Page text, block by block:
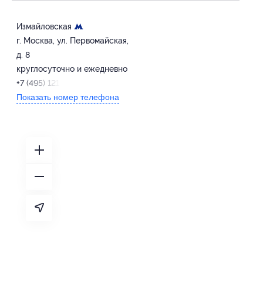
Измайловская
г. Москва, ул. Первомайская,
д. 8
круглосуточно и ежедневно
+7 (495) 121-45-21
Показать номер телефона